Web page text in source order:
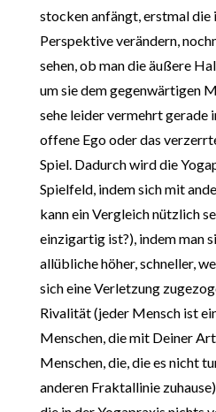
stocken anfängt, erstmal die
Perspektive verändern,
sehen, ob man die äußere
um sie dem gegenwärtigen
sehe leider vermehrt gerade
offene Ego oder das
Spiel. Dadurch wird die
Spielfeld, indem sich mit
kann ein Vergleich nützlich
einzigartig ist?), indem man
allübliche höher, schneller,
sich eine Verletzung
Rivalität (jeder Mensch ist
Menschen, die mit Deiner
Menschen, die, die es nicht
anderen Fraktallinie